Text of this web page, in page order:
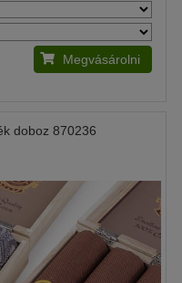
Megvásárolni
doboz 870236